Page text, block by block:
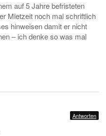
auf 5 Jahre befristeten
Mietzeit noch mal schriftlich
hinweisen damit er nicht
– ich denke so was mal
Antworten